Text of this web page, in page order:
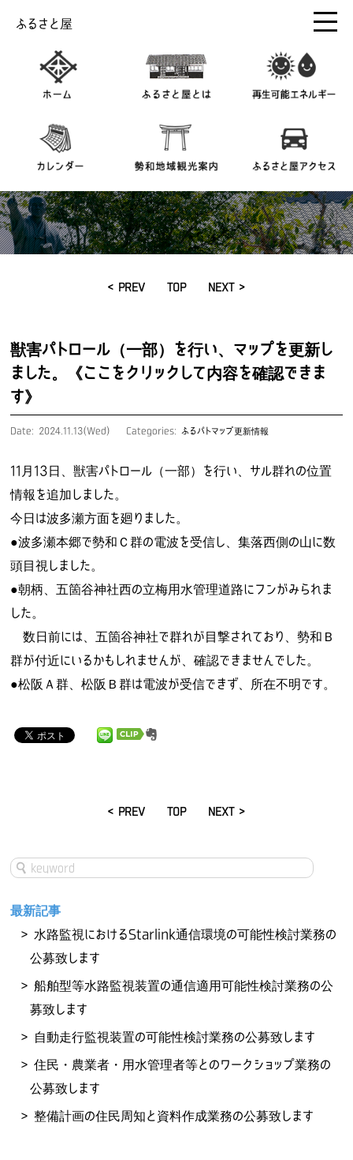
ふるさと屋
< PREV TOP NEXT >
獣害パトロール（一部）を行い、マップを更新し
ました。《ここをクリックして内容を確認できま
す》
Date: 2024.11.13(Wed) Categories:ふるパトマップ更新情報
11月13日、獣害パトロール（一部）を行い、サル群れの位置
情報を追加しました。
今日は波多瀬方面を廻りました。
●波多瀬本郷で勢和Ｃ群の電波を受信し、集落西側の山に数
頭目視しました。
●朝柄、五箇谷神社西の立梅用水管理道路にフンがみられま
した。
数日前には、五箇谷神社で群れが目撃されており、勢和Ｂ
群が付近にいるかもしれませんが、確認できませんでした。
●松阪Ａ群、松阪Ｂ群は電波が受信できず、所在不明です。
< PREV TOP NEXT >
最新記事
水路監視におけるStarlink通信環境の可能性検討業務の
公募致します
船舶型等水路監視装置の通信適用可能性検討業務の公
募致します
自動走行監視装置の可能性検討業務の公募致します
住民・農業者・用水管理者等とのワークショップ業務の
公募致します
整備計画の住民周知と資料作成業務の公募致します